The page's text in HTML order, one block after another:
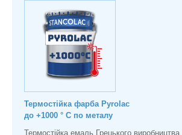
Термостійка фарба Pyrolac
до +1000 ° С по металу
Термостійка емаль Грецького виробництва